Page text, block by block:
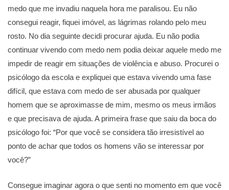
medo que me invadiu naquela hora me paralisou. Eu não
consegui reagir, fiquei imóvel, as lágrimas rolando pelo meu
rosto. No dia seguinte decidi procurar ajuda. Eu não podia
continuar vivendo com medo nem podia deixar aquele medo me
impedir de reagir em situações de violência e abuso. Procurei o
psicólogo da escola e expliquei que estava vivendo uma fase
difícil, que estava com medo de ser abusada por qualquer
homem que se aproximasse de mim, mesmo os meus irmãos
e que precisava de ajuda. A primeira frase que saiu da boca do
psicólogo foi: “Por que você se considera tão irresistível ao
ponto de achar que todos os homens vão se interessar por
você?”
Consegue imaginar agora o que senti no momento em que você